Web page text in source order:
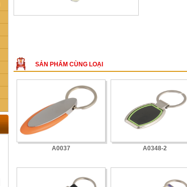
SẢN PHẨM CÙNG LOẠI
A0037 A0348-2